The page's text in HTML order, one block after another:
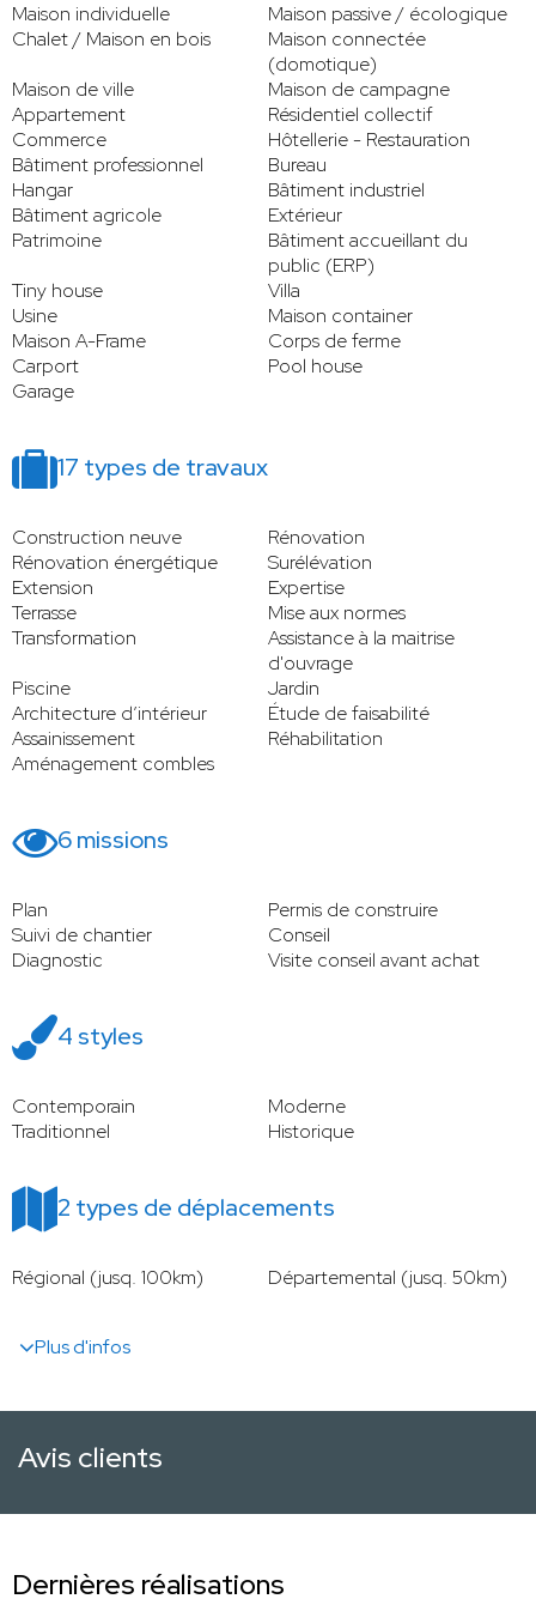
Maison individuelle
Maison passive / écologique
Chalet / Maison en bois
Maison connectée
(domotique)
Maison de ville
Maison de campagne
Appartement
Résidentiel collectif
Commerce
Hôtellerie - Restauration
Bâtiment professionnel
Bureau
Hangar
Bâtiment industriel
Bâtiment agricole
Extérieur
Patrimoine
Bâtiment accueillant du
public (ERP)
Tiny house
Villa
Usine
Maison container
Maison A-Frame
Corps de ferme
Carport
Pool house
Garage
17 types de travaux
Construction neuve
Rénovation
Rénovation énergétique
Surélévation
Extension
Expertise
Terrasse
Mise aux normes
Transformation
Assistance à la maitrise
d'ouvrage
Piscine
Jardin
Architecture d’intérieur
Étude de faisabilité
Assainissement
Réhabilitation
Aménagement combles
6 missions
Plan
Permis de construire
Suivi de chantier
Conseil
Diagnostic
Visite conseil avant achat
4 styles
Contemporain
Moderne
Traditionnel
Historique
2 types de déplacements
Régional (jusq. 100km) Départemental (jusq. 50km)
Plus d'infos
Avis clients
Dernières réalisations